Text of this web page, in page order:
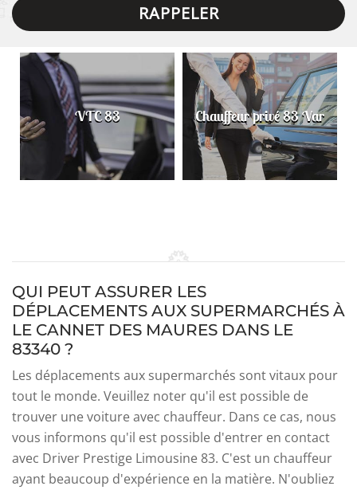
VTC 83 Chauffeur privé 83 Var
QUI PEUT ASSURER LES
DÉPLACEMENTS AUX SUPERMARCHÉS À
LE CANNET DES MAURES DANS LE
83340 ?
Les déplacements aux supermarchés sont vitaux pour
tout le monde. Veuillez noter qu'il est possible de
trouver une voiture avec chauffeur. Dans ce cas, nous
vous informons qu'il est possible d'entrer en contact
avec Driver Prestige Limousine 83. C'est un chauffeur
ayant beaucoup d'expérience en la matière. N'oubliez